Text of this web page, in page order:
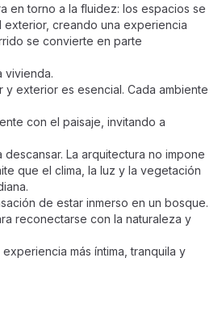
en torno a la fluidez: los espacios se
exterior, creando una experiencia
se convierte en parte
vivienda.
y exterior es esencial. Cada ambiente
con el paisaje, invitando a
La arquitectura no impone
que el clima, la luz y la vegetación
de estar inmerso en un bosque.
reconectarse con la naturaleza y
más íntima, tranquila y